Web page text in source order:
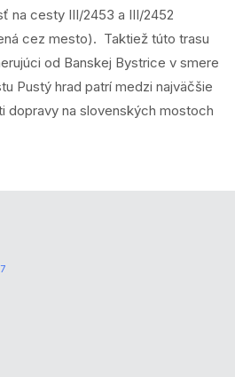
na cesty III/2453 a III/2452
cez mesto). Taktiež túto trasu
od Banskej Bystrice v smere
Pustý hrad patrí medzi najväčšie
dopravy na slovenských mostoch